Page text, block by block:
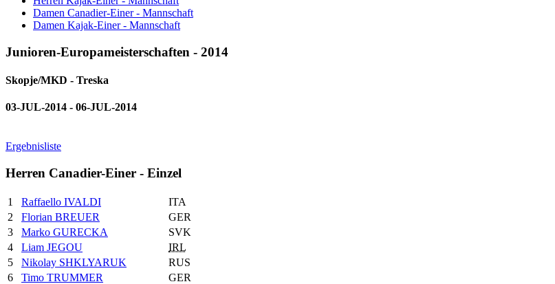
Damen Canadier-Einer - Mannschaft
Damen Kajak-Einer - Mannschaft
Junioren-Europameisterschaften - 2014
Skopje/MKD - Treska
03-JUL-2014 - 06-JUL-2014
Ergebnisliste
Herren Canadier-Einer - Einzel
1 Raffaello IVALDI
ITA
2
Florian BREUER
GER
3
Marko GURECKA
SVK
4
Liam JEGOU
IRL
5
Nikolay SHKLYARUK
RUS
6
Timo TRUMMER
GER